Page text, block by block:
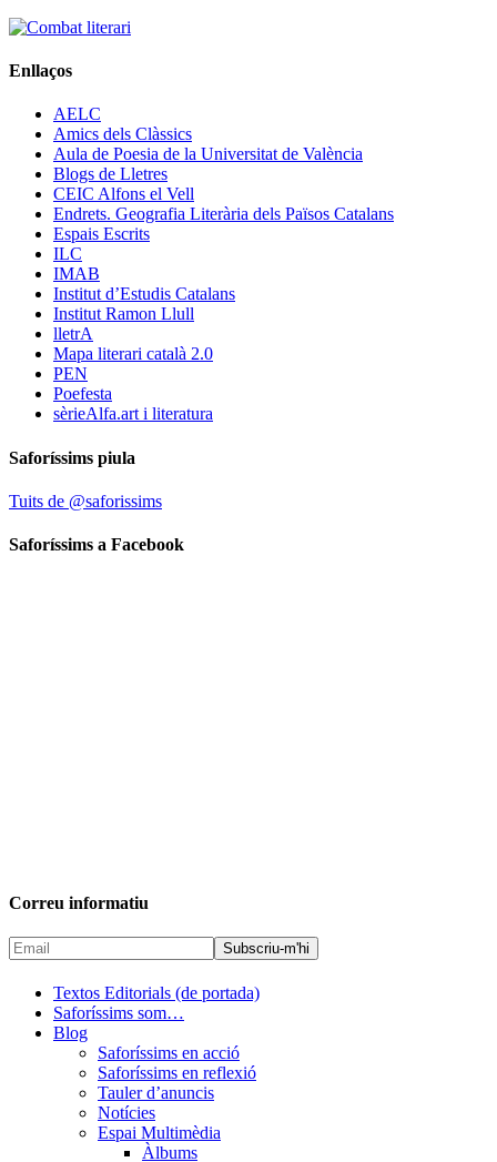
Enllaços
AELC
Amics dels Clàssics
Aula de Poesia de la Universitat de València
Blogs de Lletres
CEIC Alfons el Vell
Endrets. Geografia Literària dels Països Catalans
Espais Escrits
ILC
IMAB
Institut d’Estudis Catalans
Institut Ramon Llull
lletrA
Mapa literari català 2.0
PEN
Poefesta
sèrieAlfa.art i literatura
Saforíssims piula
Tuits de @saforissims
Saforíssims a Facebook
Correu informatiu
Textos Editorials (de portada)
Saforíssims som…
Blog
Saforíssims en acció
Saforíssims en reflexió
Tauler d’anuncis
Notícies
Espai Multimèdia
Àlbums